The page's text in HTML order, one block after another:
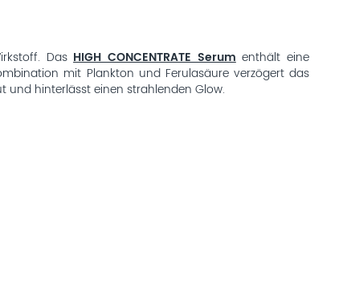
DasHIGH CONCENTRATE Serumenthält eine
mit Plankton und Ferulasäure verzögert das
und hinterlässt einen strahlenden Glow.